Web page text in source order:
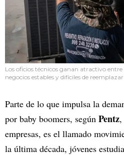
Los oficios técnicos ganan atractivo
negocios estables y difíciles de
Parte de lo que impulsa la
por baby boomers, según Pentz,
empresas, es el llamado
la última década, jóvenes